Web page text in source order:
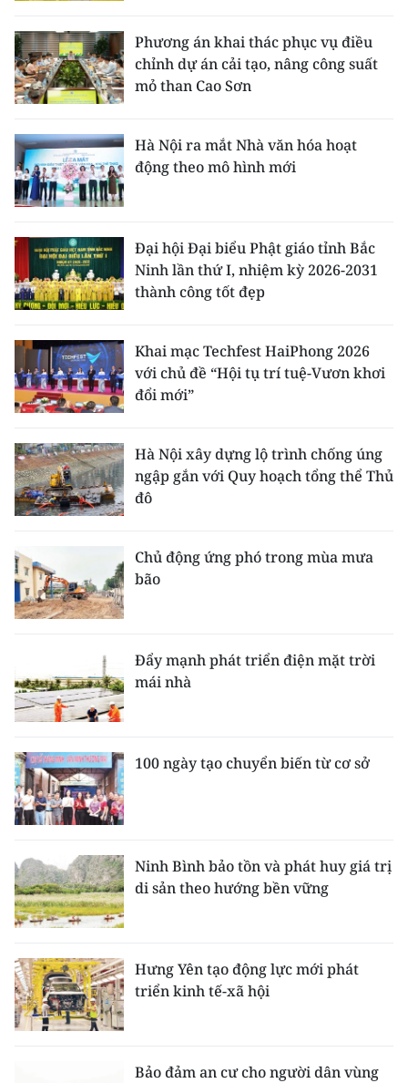
Phương án khai thác phục vụ điều
chỉnh dự án cải tạo, nâng công suất
mỏ than Cao Sơn
Hà Nội ra mắt Nhà văn hóa hoạt
động theo mô hình mới
Đại hội Đại biểu Phật giáo tỉnh Bắc
Ninh lần thứ I, nhiệm kỳ 2026-2031
thành công tốt đẹp
Khai mạc Techfest HaiPhong 2026
với chủ đề “Hội tụ trí tuệ-Vươn khơi
đổi mới”
Hà Nội xây dựng lộ trình chống úng
ngập gắn với Quy hoạch tổng thể Thủ
đô
Chủ động ứng phó trong mùa mưa
bão
Đẩy mạnh phát triển điện mặt trời
mái nhà
100 ngày tạo chuyển biến từ cơ sở
Ninh Bình bảo tồn và phát huy giá trị
di sản theo hướng bền vững
Hưng Yên tạo động lực mới phát
triển kinh tế-xã hội
Bảo đảm an cư cho người dân vùng